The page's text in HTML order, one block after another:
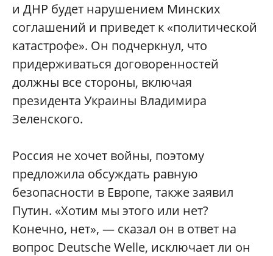
и ДНР будет нарушением Минских
соглашений и приведет к «политической
катастрофе». Он подчеркнул, что
придерживаться договоренностей
должны все стороны, включая
президента Украины Владимира
Зеленского.
Россия не хочет войны, поэтому
предложила обсуждать равную
безопасности в Европе, также заявил
Путин. «Хотим мы этого или нет?
Конечно, нет», — сказал он в ответ на
вопрос Deutsche Welle, исключает ли он